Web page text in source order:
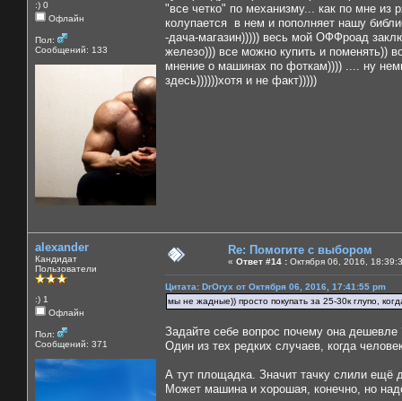
:) 0
Офлайн
Пол:
Сообщений: 133
"все четко" по механизму... как по мне
колупается в нем и пополняет нашу
-дача-магазин))))) весь мой ОФФроад
железо))) все можно купить и поменять))
мнение о машинах по фоткам)))) .... ну
здесь))))))хотя и не факт)))))
alexander
Кандидат
Пользователи
:) 1
Офлайн
Пол:
Сообщений: 371
Re: Помогите с выбором
« Ответ #14 : Октября 06, 2016,
Цитата: DrOryx от Октября 06, 2016, 17:41:55 pm
мы не жадные)) просто покупать за 25-30к глупо,
Задайте себе вопрос почему она дешевле
Один из тех редких случаев, когда
А тут площадка. Значит тачку слили ещё
Может машина и хорошая, конечно, но